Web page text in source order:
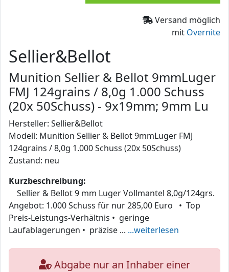
Versand möglich
mit Overnite
Sellier&Bellot
Munition Sellier & Bellot 9mmLuger
FMJ 124grains / 8,0g 1.000 Schuss
(20x 50Schuss) - 9x19mm; 9mm Lu
Hersteller: Sellier&Bellot
Modell: Munition Sellier & Bellot 9mmLuger FMJ
124grains / 8,0g 1.000 Schuss (20x 50Schuss)
Zustand: neu
Kurzbeschreibung:
Sellier & Bellot 9 mm Luger Vollmantel 8,0g/124grs.
Angebot: 1.000 Schuss für nur 285,00 Euro • Top
Preis-Leistungs-Verhältnis • geringe
Laufablagerungen • präzise ... ...weiterlesen
Abgabe nur an Inhaber einer